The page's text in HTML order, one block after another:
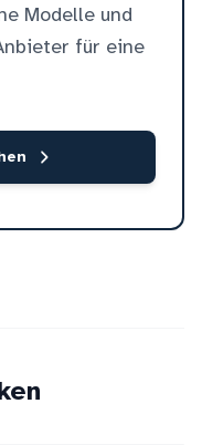
Modelle und
für eine